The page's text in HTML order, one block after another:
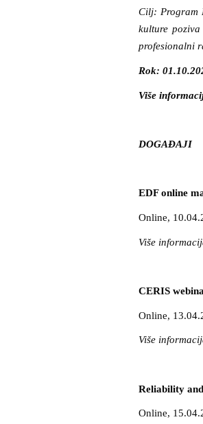
Cilj: Program
kulture
profesionalni
Rok:
Više
DOGAĐAJI
EDF online
Online,
Više
CERIS
Online,
Više
Reliability
Online,